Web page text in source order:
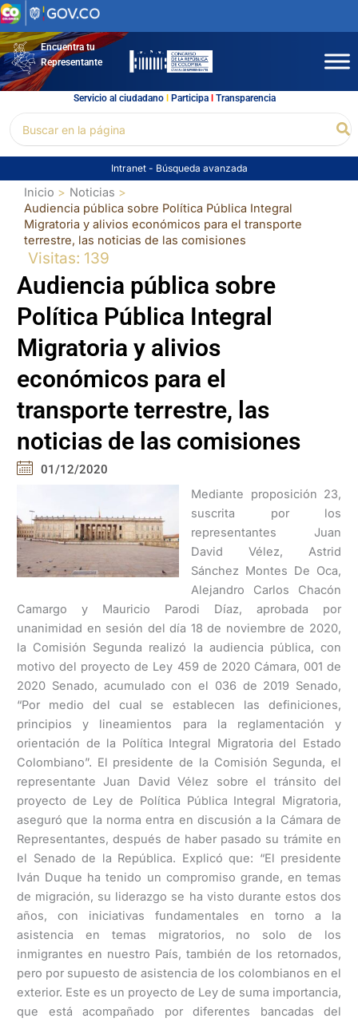
Ir
al
contenidoEncuentra tu
Representante
Servicio al ciudadano l Participal Transparencia
por:
Intranet - Búsqueda avanzada
Inicio
Noticias
Audiencia pública sobre Política Pública Integral
Migratoria y alivios económicos para el transporte
terrestre, las noticias de las comisiones
Visitas: 139
Audiencia pública sobre
Política Pública Integral
Migratoria y alivios
económicos para el
transporte terrestre, las
noticias de las comisiones
01/12/2020
Mediante proposición 23,
suscrita por los
representantes Juan
David Vélez, Astrid
Sánchez Montes De Oca,
Alejandro Carlos Chacón
Camargo y Mauricio Parodi Díaz, aprobada por
unanimidad en sesión del día 18 de noviembre de 2020,
la Comisión Segunda realizó la audiencia pública, con
motivo del proyecto de Ley 459 de 2020 Cámara, 001 de
2020 Senado, acumulado con el 036 de 2019 Senado,
“Por medio del cual se establecen las definiciones,
principios y lineamientos para la reglamentación y
orientación de la Política Integral Migratoria del Estado
Colombiano”. El presidente de la Comisión Segunda, el
representante Juan David Vélez sobre el tránsito del
proyecto de Ley de Política Pública Integral Migratoria,
aseguró que la norma entra en discusión a la Cámara de
Representantes, después de haber pasado su trámite en
el Senado de la República. Explicó que: “El presidente
Iván Duque ha tenido un compromiso grande, en temas
de migración, su liderazgo se ha visto durante estos dos
años, con iniciativas fundamentales en torno a la
asistencia en temas migratorios, no solo de los
inmigrantes en nuestro País, también de los retornados,
pero por supuesto de asistencia de los colombianos en el
exterior. Este es un proyecto de Ley de suma importancia,
que está acompañado por diferentes bancadas del